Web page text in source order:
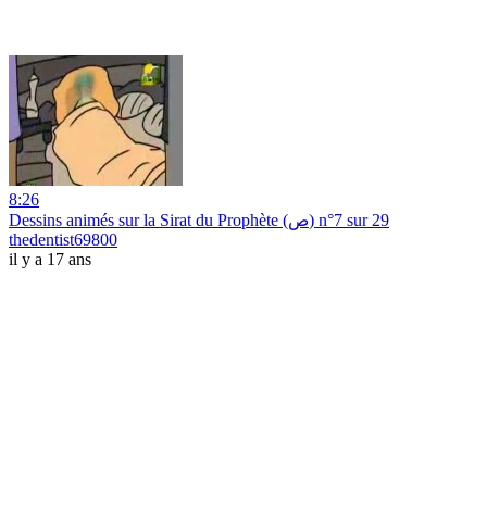
8:26
Dessins animés sur la Sirat du Prophète (ص) n°7 sur 29
thedentist69800
il y a 17 ans